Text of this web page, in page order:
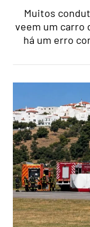
Muitos
veem um carro
há um erro